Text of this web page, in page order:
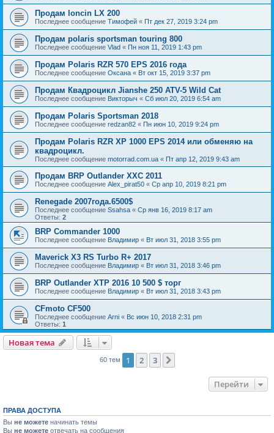
Продам loncin LX 200
Последнее сообщение Тимофей « Пт дек 27, 2019 3:24 pm
Продам polaris sportsman touring 800
Последнее сообщение Vlad « Пн ноя 11, 2019 1:43 pm
Продам Polaris RZR 570 EPS 2016 года
Последнее сообщение Оксана « Вт окт 15, 2019 3:37 pm
Продам Квадроцикл Jianshe 250 ATV-5 Wild Cat
Последнее сообщение Викторыч « Сб июл 20, 2019 6:54 am
Продам Polaris Sportsman 2018
Последнее сообщение redzan82 « Пн июн 10, 2019 9:24 pm
Продам Polaris RZR XP 1000 EPS 2014 или обменяю на
квадроцикл.
Последнее сообщение motorrad.com.ua « Пт апр 12, 2019 9:43 am
Продам BRP Outlander XXC 2011
Последнее сообщение Alex_pirat50 « Ср апр 10, 2019 8:21 pm
Renegade 2007года.6500$
Последнее сообщение Ssahsa « Ср янв 16, 2019 8:17 am
Ответы: 2
BRP Commander 1000
Последнее сообщение Владимир « Вт июл 31, 2018 3:55 pm
Maverick X3 RS Turbo R+ 2017
Последнее сообщение Владимир « Вт июл 31, 2018 3:46 pm
BRP Outlander XTP 2016 10 500 $ торг
Последнее сообщение Владимир « Вт июл 31, 2018 3:43 pm
CFmoto CF500
Последнее сообщение Arni « Вс июн 10, 2018 2:31 pm
Ответы: 1
Новая тема
60 тем 1 2 3
Перейти
ПРАВА ДОСТУПА
Вы не можете начинать темы
Вы не можете отвечать на сообщения